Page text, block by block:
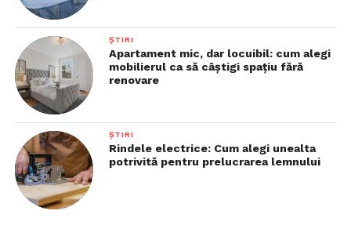
ȘTIRI
Apartament mic, dar locuibil: cum alegi
mobilierul ca să câștigi spațiu fără
renovare
ȘTIRI
Rindele electrice: Cum alegi unealta
potrivită pentru prelucrarea lemnului